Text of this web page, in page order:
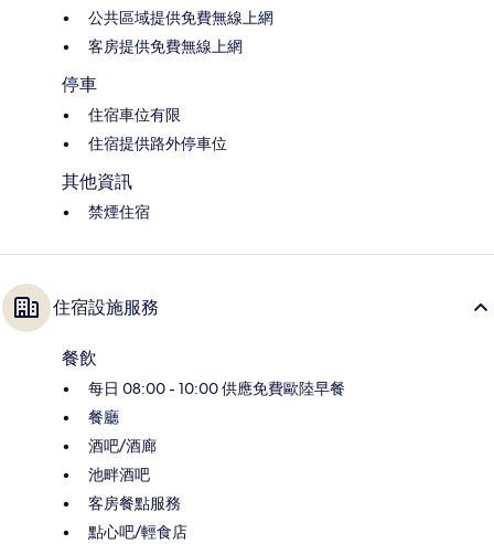
公共區域提供免費無線上網
客房提供免費無線上網
停車
住宿車位有限
住宿提供路外停車位
其他資訊
禁煙住宿
住宿設施服務
餐飲
每日 08:00 - 10:00 供應免費歐陸早餐
餐廳
酒吧/酒廊
池畔酒吧
客房餐點服務
點心吧/輕食店